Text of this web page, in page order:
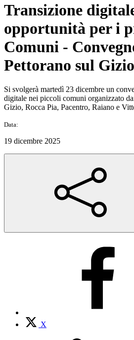
Transizione
opportunità per i
Comuni -
Pettorano sul Gizio
Si svolgerà martedì 23 dicembre un
digitale nei piccoli comuni organizzato
Gizio, Rocca Pia, Pacentro, Raiano e
Data:
19 dicembre 2025
X